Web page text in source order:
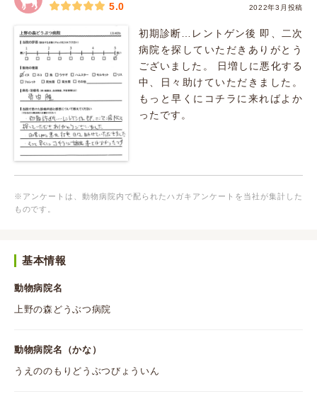
2022年3月投稿
5.0
初期診断…レントゲン後 即、二次
病院を探していただきありがとう
ございました。 日増しに悪化する
中、日々助けていただきました。
もっと早くにコチラに来ればよか
ったです。
※アンケートは、動物病院内で配られたハガキアンケートを当社が集計した
ものです。
基本情報
動物病院名
上野の森どうぶつ病院
動物病院名（かな）
うえののもりどうぶつびょういん